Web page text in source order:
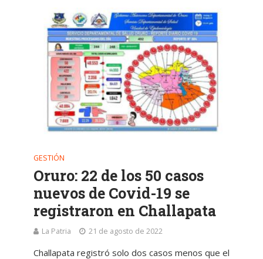
GESTIÓN
Oruro: 22 de los 50 casos
nuevos de Covid-19 se
registraron en Challapata
La Patria 21 de agosto de 2022
Challapata registró solo dos casos menos que el